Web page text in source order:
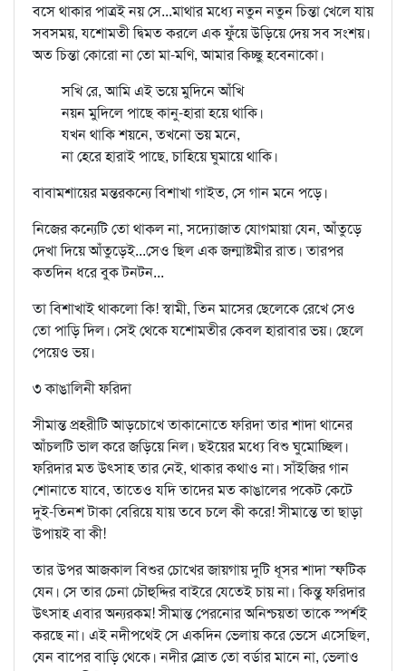
বসে থাকার পাত্রই নয় সে...মাথার মধ্যে নতুন নতুন চিন্তা খেলে যায়
সবসময়, যশোমতী দ্বিমত করলে এক ফুঁয়ে উড়িয়ে দেয় সব সংশয়।
অত চিন্তা কোরো না তো মা-মণি, আমার কিচ্ছু হবেনাকো।
সখি রে, আমি এই ভয়ে মুদিনে আঁখি
নয়ন মুদিলে পাছে কানু-হারা হয়ে থাকি।
যখন থাকি শয়নে, তখনো ভয় মনে,
না হেরে হারাই পাছে, চাহিয়ে ঘুমায়ে থাকি।
বাবামশায়ের মন্তরকন্যে বিশাখা গাইত, সে গান মনে পড়ে।
নিজের কন্যেটি তো থাকল না, সদ্যোজাত যোগমায়া যেন, আঁতুড়ে
দেখা দিয়ে আঁতুড়েই...সেও ছিল এক জন্মাষ্টমীর রাত। তারপর
কতদিন ধরে বুক টনটন...
তা বিশাখাই থাকলো কি! স্বামী, তিন মাসের ছেলেকে রেখে সেও
তো পাড়ি দিল। সেই থেকে যশোমতীর কেবল হারাবার ভয়। ছেলে
পেয়েও ভয়।
৩ কাঙালিনী ফরিদা
সীমান্ত প্রহরীটি আড়চোখে তাকানোতে ফরিদা তার শাদা থানের
আঁচলটি ভাল করে জড়িয়ে নিল। ছইয়ের মধ্যে বিশু ঘুমোচ্ছিল।
ফরিদার মত উৎসাহ তার নেই, থাকার কথাও না। সাঁইজির গান
শোনাতে যাবে, তাতেও যদি তাদের মত কাঙালের পকেট কেটে
দুই-তিনশ টাকা বেরিয়ে যায় তবে চলে কী করে! সীমান্তে তা ছাড়া
উপায়ই বা কী!
তার উপর আজকাল বিশুর চোখের জায়গায় দুটি ধূসর শাদা স্ফটিক
যেন। সে তার চেনা চৌহুদ্দির বাইরে যেতেই চায় না। কিন্তু ফরিদার
উৎসাহ এবার অন্যরকম! সীমান্ত পেরনোর অনিশ্চয়তা তাকে স্পর্শই
করছে না। এই নদীপথেই সে একদিন ভেলায় করে ভেসে এসেছিল,
যেন বাপের বাড়ি থেকে। নদীর স্রোত তো বর্ডার মানে না, ভেলাও